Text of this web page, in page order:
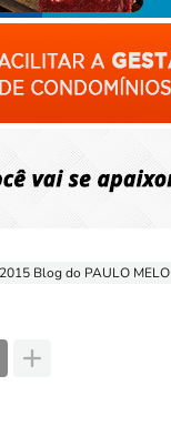
Blog do PAULO MELO